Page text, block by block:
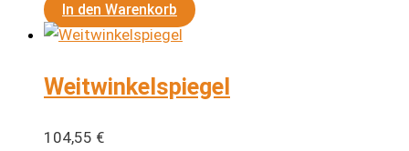
In den Warenkorb
Weitwinkelspiegel
104,55 €